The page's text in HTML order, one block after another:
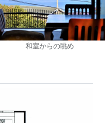
和室からの眺め